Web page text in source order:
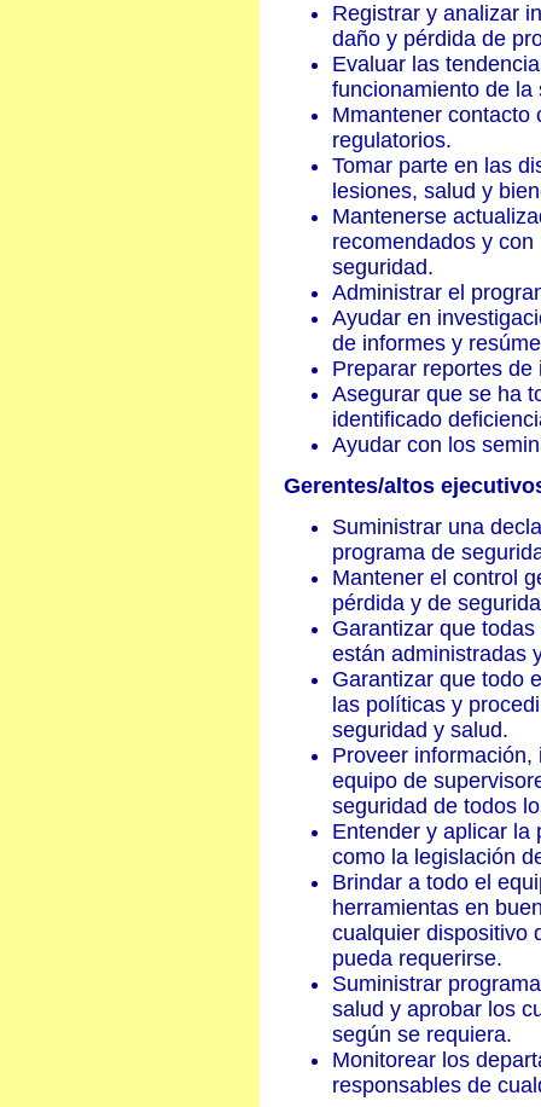
Registrar y analizar
daño y pérdida de
Evaluar las
funcionamiento de la
Mmantener contacto
regulatorios.
Tomar parte en las
lesiones, salud y
Mantenerse
recomendados y
seguridad.
Administrar el
Ayudar en
de informes y
Preparar reportes de
Asegurar que se ha
identificado
Ayudar con los
Gerentes/altos
Suministrar una
programa de
Mantener el control
pérdida y de
Garantizar que
están administradas
Garantizar que todo
las políticas y
seguridad y salud.
Proveer
equipo de
seguridad de todos
Entender y aplicar la
como la legislación
Brindar a todo el
herramientas en
cualquier dispositivo
pueda requerirse.
Suministrar
salud y aprobar los
según se requiera.
Monitorear los
responsables de